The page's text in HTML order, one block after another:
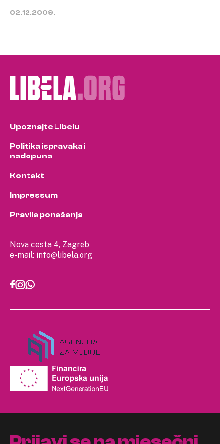
02.12.2009.
Nova cesta 4, Zagreb
e-mail: info@libela.org
Upoznajte Libelu
Politika ispravaka i
nadopuna
Kontakt
Impressum
Pravila ponašanja